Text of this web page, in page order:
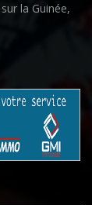
la Guinée,